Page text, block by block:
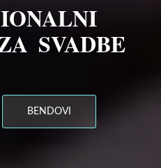
SVADBE
BENDOVI